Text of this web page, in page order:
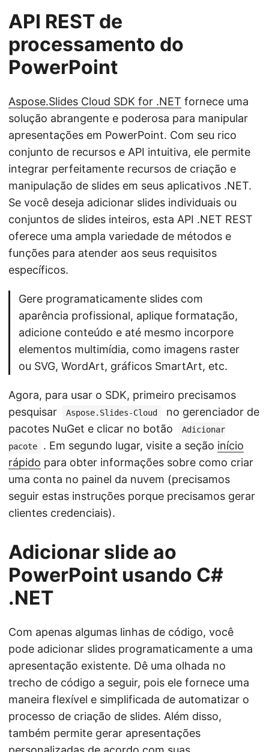
API REST de
processamento do
PowerPoint
Aspose.Slides Cloud SDK for .NET fornece uma
solução abrangente e poderosa para manipular
apresentações em PowerPoint. Com seu rico
conjunto de recursos e API intuitiva, ele permite
integrar perfeitamente recursos de criação e
manipulação de slides em seus aplicativos .NET.
Se você deseja adicionar slides individuais ou
conjuntos de slides inteiros, esta API .NET REST
oferece uma ampla variedade de métodos e
funções para atender aos seus requisitos
específicos.
Gere programaticamente slides com
aparência profissional, aplique formatação,
adicione conteúdo e até mesmo incorpore
elementos multimídia, como imagens raster
ou SVG, WordArt, gráficos SmartArt, etc.
Agora, para usar o SDK, primeiro precisamos
pesquisar
Aspose.Slides-Cloud
no gerenciador de
pacotes NuGet e clicar no botão
Adicionar
pacote
. Em segundo lugar, visite a seção início
rápido para obter informações sobre como criar
uma conta no painel da nuvem (precisamos
seguir estas instruções porque precisamos gerar
clientes credenciais).
Adicionar slide ao
PowerPoint usando C#
.NET
Com apenas algumas linhas de código, você
pode adicionar slides programaticamente a uma
apresentação existente. Dê uma olhada no
trecho de código a seguir, pois ele fornece uma
maneira flexível e simplificada de automatizar o
processo de criação de slides. Além disso,
também permite gerar apresentações